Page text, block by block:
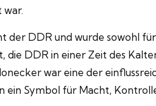
der DDR und wurde sowohl
die DDR in einer Zeit des
war eine der
Symbol für Macht,